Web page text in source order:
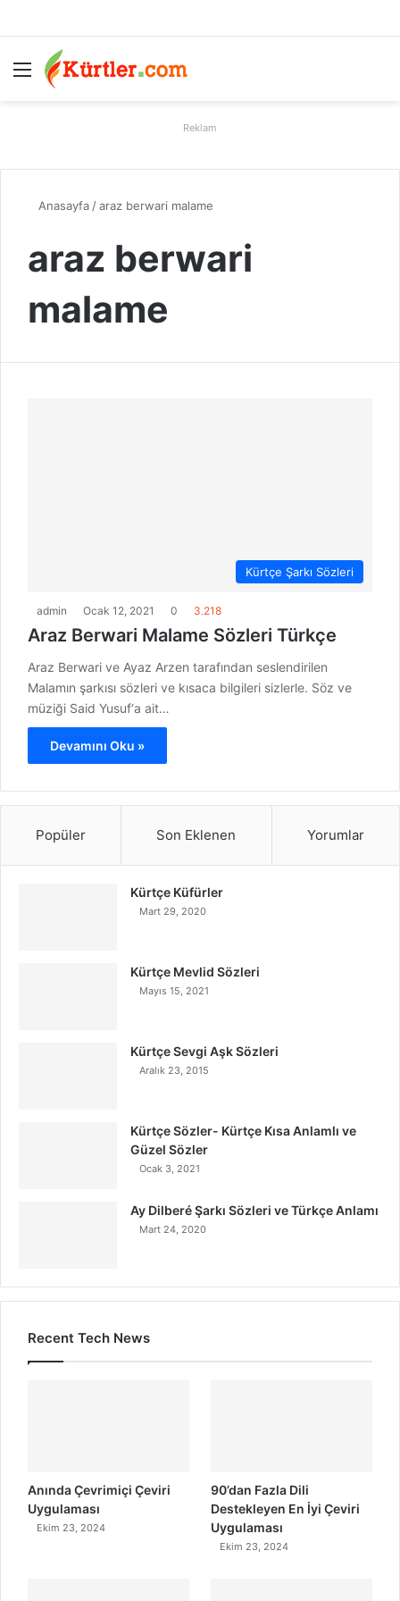
Menü
Reklam
Anasayfa /araz berwari malame
araz berwari
malame
Kürtçe Şarkı Sözleri
admin Ocak 12, 2021 0 3.218
Araz Berwari Malame Sözleri Türkçe
Araz Berwari ve Ayaz Arzen tarafından seslendirilen
Malamın şarkısı sözleri ve kısaca bilgileri sizlerle. Söz ve
müziği Said Yusuf‘a ait…
Devamını Oku »
Popüler Son Eklenen Yorumlar
Kürtçe Küfürler
Mart 29, 2020
Kürtçe Mevlid Sözleri
Mayıs 15, 2021
Kürtçe Sevgi Aşk Sözleri
Aralık 23, 2015
Kürtçe Sözler- Kürtçe Kısa Anlamlı ve
Güzel Sözler
Ocak 3, 2021
Ay Dilberé Şarkı Sözleri ve Türkçe Anlamı
Mart 24, 2020
Recent Tech News
Anında Çevrimiçi Çeviri
Uygulaması
Ekim 23, 2024
90’dan Fazla Dili
Destekleyen En İyi Çeviri
Uygulaması
Ekim 23, 2024